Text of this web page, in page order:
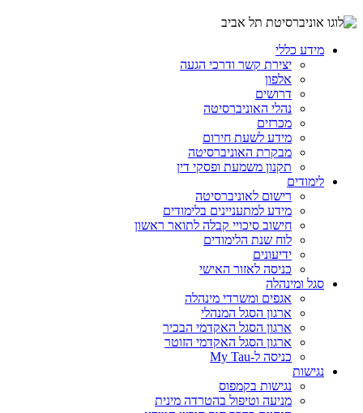
מידע כללי
יצירת קשר ודרכי הגעה
אלפון
דרושים
נהלי האוניברסיטה
מכרזים
מידע לשעת חירום
מבקרת האוניברסיטה
תקנון משמעת ופסקי דין
לימודים
רישום לאוניברסיטה
מידע למתעניינים בלימודים
חישוב סיכויי קבלה לתואר ראשון
לוח שנת הלימודים
ידיעונים
כניסה לאזור האישי
סגל ומינהלה
אגפים ומשרדי מינהלה
ארגון הסגל המנהלי
ארגון הסגל האקדמי הבכיר
ארגון הסגל האקדמי הזוטר
כניסה ל-My Tau
נגישות
נגישות בקמפוס
מניעה וטיפול בהטרדה מינית